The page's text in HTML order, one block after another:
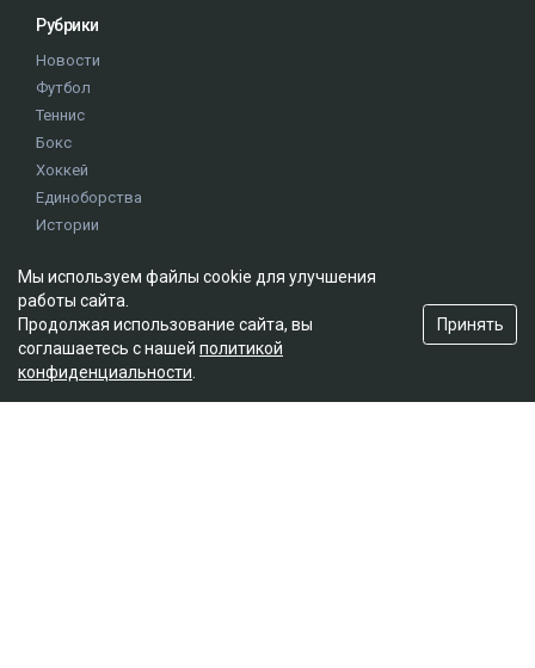
Рубрики
Новости
Футбол
Теннис
Бокс
Хоккей
Единоборства
Истории
Редакция
О проекте
Правила сайта
Мы используем файлы cookie для улучшения
работы сайта.
Продолжая использование сайта, вы
соглашаетесь с нашей политикой
конфиденциальности
Принять